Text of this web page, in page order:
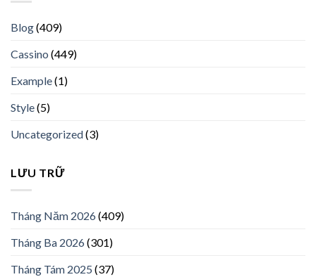
Blog(409)
Cassino (449)
Example(1)
Style(5)
Uncategorized(3)
LƯU TRỮ
Tháng Năm 2026(409)
Tháng Ba 2026(301)
Tháng Tám 2025 (37)